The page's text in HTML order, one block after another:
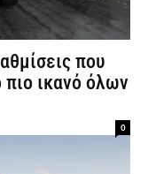
που
πιο ικανό όλων
0